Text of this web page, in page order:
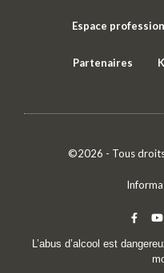
Espace
Partenaires
©2026 - Tous
L’abus d’alcool est